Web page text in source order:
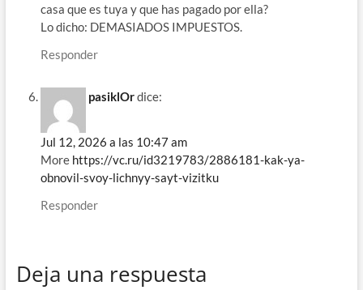
casa que es tuya y que has pagado por ella?
Lo dicho: DEMASIADOS IMPUESTOS.
Responder
pasiklOrdice:
Jul 12, 2026 a las 10:47 am
More https://vc.ru/id3219783/2886181-kak-ya-
obnovil-svoy-lichnyy-sayt-vizitku
Responder
Deja una respuesta